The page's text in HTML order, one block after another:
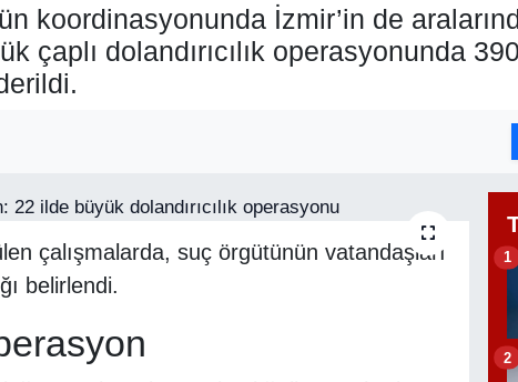
koordinasyonunda İzmir’in de
çaplı dolandırıcılık operasyonunda
çalışmalarda, suç örgütünün vatandaşları
belirlendi.
1
2